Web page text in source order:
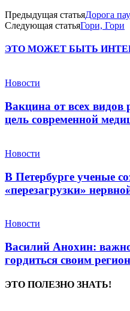
Предыдущая статьяДорога
Следующая статьяГори, Гори
ЭТО МОЖЕТ БЫТЬ
Новости
Вакцина от всех видов
цель современной
Новости
В Петербурге ученые
«перезагрузки»
Новости
Василий Анохин:
гордиться своим
ЭТО ПОЛЕЗНО ЗНАТЬ!